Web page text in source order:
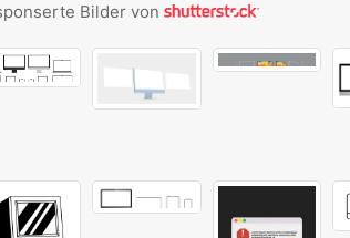
Bilder von